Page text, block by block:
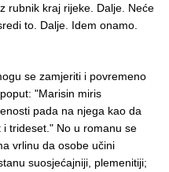
rubnik kraj rijeke. Dalje. Neće
to. Dalje. Idem onamo.
se zamjeriti i povremeno
"Marisin miris
pada na njega kao da
trideset." No u romanu se
vrlinu da osobe učini
suosjećajniji, plemenitiji;